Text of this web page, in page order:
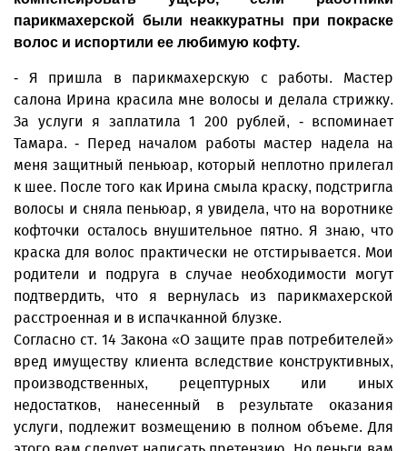
парикмахерской были неаккуратны при покраске
волос и испортили ее любимую кофту.
- Я пришла в парикмахерскую с работы. Мастер
салона Ирина красила мне волосы и делала стрижку.
За услуги я заплатила 1 200 рублей, - вспоминает
Тамара. - Перед началом работы мастер надела на
меня защитный пеньюар, который неплотно прилегал
к шее. После того как Ирина смыла краску, подстригла
волосы и сняла пеньюар, я увидела, что на воротнике
кофточки осталось внушительное пятно. Я знаю, что
краска для волос практически не отстирывается. Мои
родители и подруга в случае необходимости могут
подтвердить, что я вернулась из парикмахерской
расстроенная и в испачканной блузке.
Согласно ст. 14 Закона «О защите прав потребителей»
вред имуществу клиента вследствие конструктивных,
производственных, рецептурных или иных
недостатков, нанесенный в результате оказания
услуги, подлежит возмещению в полном объеме. Для